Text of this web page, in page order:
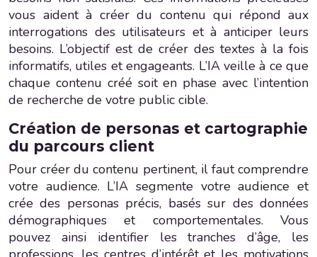
vous aident à créer du contenu qui répond aux
interrogations des utilisateurs et à anticiper leurs
besoins. L’objectif est de créer des textes à la fois
informatifs, utiles et engageants. L’IA veille à ce que
chaque contenu créé soit en phase avec l’intention
de recherche de votre public cible.
Création de personas et cartographie
du parcours client
Pour créer du contenu pertinent, il faut comprendre
votre audience. L’IA segmente votre audience et
crée des personas précis, basés sur des données
démographiques et comportementales. Vous
pouvez ainsi identifier les tranches d’âge, les